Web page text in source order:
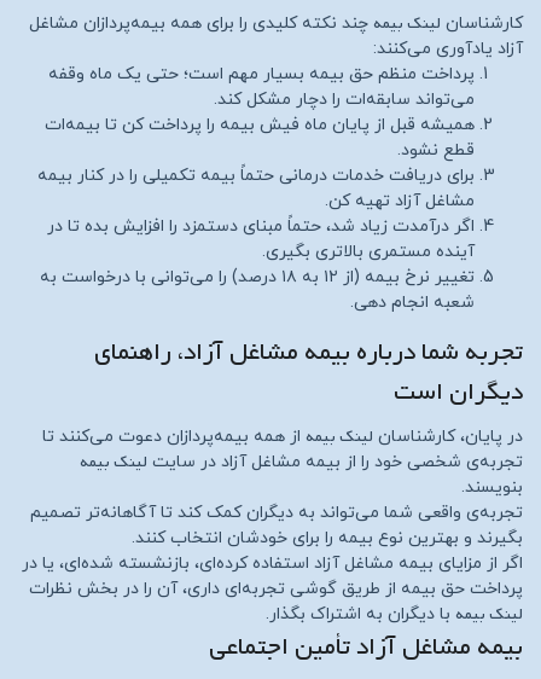
کارشناسان لینک بیمه چند نکته کلیدی را برای همه بیمه‌پردازان مشاغل
آزاد یادآوری می‌کنند:
پرداخت منظم حق بیمه بسیار مهم است؛ حتی یک ماه وقفه
می‌تواند سابقه‌ات را دچار مشکل کند.
همیشه قبل از پایان ماه فیش بیمه را پرداخت کن تا بیمه‌ات
قطع نشود.
برای دریافت خدمات درمانی حتماً بیمه تکمیلی را در کنار بیمه
مشاغل آزاد تهیه کن.
اگر درآمدت زیاد شد، حتماً مبنای دستمزد را افزایش بده تا در
آینده مستمری بالاتری بگیری.
تغییر نرخ بیمه (از ۱۲ به ۱۸ درصد) را می‌توانی با درخواست به
شعبه انجام دهی.
تجربه شما درباره بیمه مشاغل آزاد، راهنمای
دیگران است
در پایان، کارشناسان لینک بیمه از همه بیمه‌پردازان دعوت می‌کنند تا
تجربه‌ی شخصی خود را از بیمه مشاغل آزاد در سایت لینک بیمه
بنویسند.
تجربه‌ی واقعی شما می‌تواند به دیگران کمک کند تا آگاهانه‌تر تصمیم
بگیرند و بهترین نوع بیمه را برای خودشان انتخاب کنند.
اگر از مزایای بیمه مشاغل آزاد استفاده کرده‌ای، بازنشسته شده‌ای، یا در
پرداخت حق بیمه از طریق گوشی تجربه‌ای داری، آن را در بخش نظرات
لینک بیمه با دیگران به اشتراک بگذار.
بیمه مشاغل آزاد تأمین اجتماعی